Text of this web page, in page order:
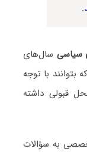
سیاسی سال‌های
با توجه
قبولی داشته
به سؤالات